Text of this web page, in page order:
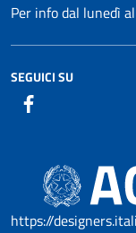
Per info dal lunedì
SEGUICI SU
https://